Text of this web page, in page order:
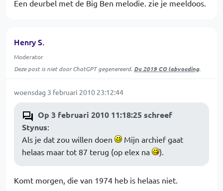
Een deurbel met de Big Ben melodie. zie je meeldoos.
Henry S.
Moderator
Deze post is niet door ChatGPT gegenereerd. De 2019 CO labvoeding.
woensdag 3 februari 2010 23:12:44
Op 3 februari 2010 11:18:25 schreef
Stynus:
Als je dat zou willen doen
Mijn archief gaat
helaas maar tot 87 terug (op elex na
).
Komt morgen, die van 1974 heb is helaas niet.